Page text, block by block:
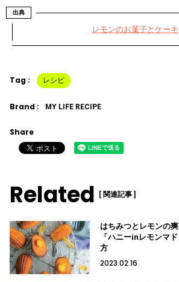
出典
レモンのお菓子とケーキ
Tag : レシピ
Brand : MY LIFE RECIPE
Share
Related [ 関連記事 ]
はちみつとレモンの
「ハニーinレモンマ
方
2023.02.16